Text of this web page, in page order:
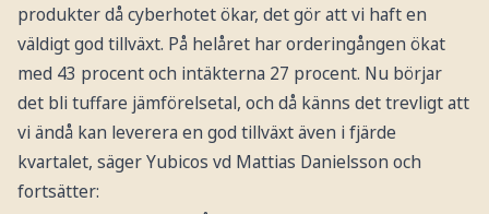
produkter då cyberhotet ökar, det gör att vi haft en
väldigt god tillväxt. På helåret har orderingången ökat
med 43 procent och intäkterna 27 procent. Nu börjar
det bli tuffare jämförelsetal, och då känns det trevligt att
vi ändå kan leverera en god tillväxt även i fjärde
kvartalet, säger Yubicos vd Mattias Danielsson och
fortsätter: